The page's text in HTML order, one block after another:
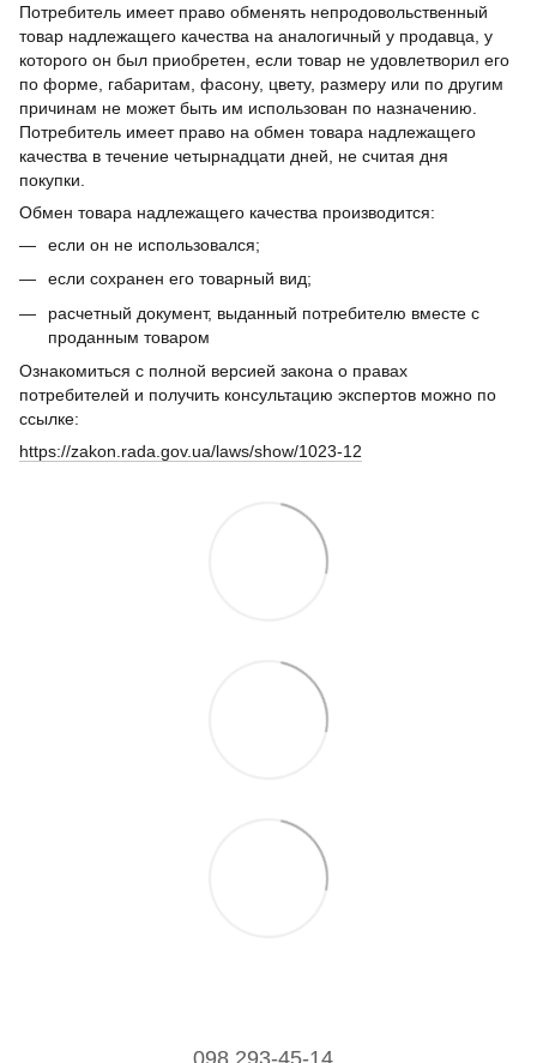
Потребитель имеет право обменять непродовольственный
товар надлежащего качества на аналогичный у продавца, у
которого он был приобретен, если товар не удовлетворил его
по форме, габаритам, фасону, цвету, размеру или по другим
причинам не может быть им использован по назначению.
Потребитель имеет право на обмен товара надлежащего
качества в течение четырнадцати дней, не считая дня
покупки.
Обмен товара надлежащего качества производится:
если он не использовался;
если сохранен его товарный вид;
расчетный документ, выданный потребителю вместе с
проданным товаром
Ознакомиться с полной версией закона о правах
потребителей и получить консультацию экспертов можно по
ссылке:
https://zakon.rada.gov.ua/laws/show/1023-12